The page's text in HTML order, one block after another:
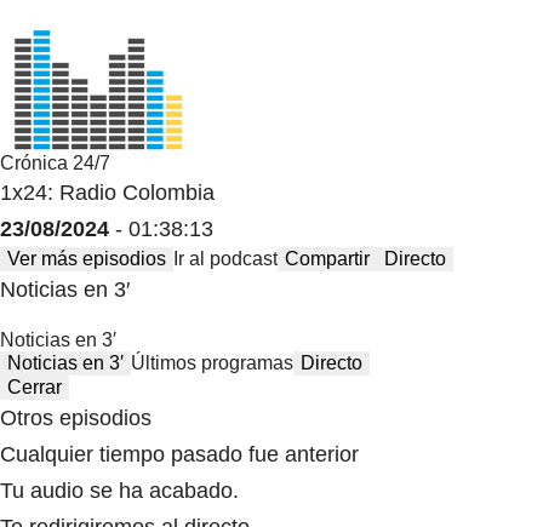
Crónica 24/7
1x24: Radio Colombia
23/08/2024 - 01:38:13
Ver más episodios Ir al podcast Compartir Directo
Noticias en 3′
Noticias en 3′
Noticias en 3′ Últimos programas Directo
Cerrar
Otros episodios
Cualquier tiempo pasado fue anterior
Tu audio se ha acabado.